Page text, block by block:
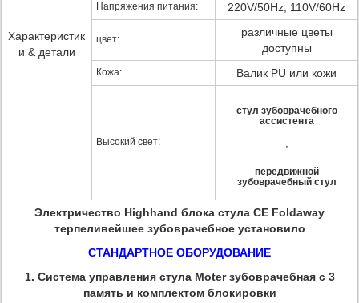
Характеристик
и & детали
Напряжения питания: 220V/50Hz; 110V/60Hz
цвет:
различные цветы
доступны
Кожа: Валик PU или кожи
Высокий свет:
стул зубоврачебного
ассистента
передвижной
зубоврачебный стул
Электричество Highhand блока стула CE Foldaway
терпеливейшее зубоврачебное установило
СТАНДАРТНОЕ ОБОРУДОВАНИЕ
1. Система управления стула Moter зубоврачебная с 3
память и комплектом блокировки